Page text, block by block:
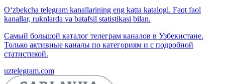
O‘zbekcha telegram kanallarining eng katta katalogi. Faqt faol
kanallar, ruknlarda va batafsil statistikasi bilan.
Самый большой каталог телеграм каналов в Узбекистане.
Только активные каналы по категориям и с подробной
статистикой.
uztelegram.com